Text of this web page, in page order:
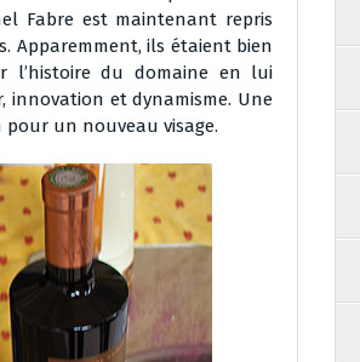
Fabre est maintenant repris
Apparemment, ils étaient bien
l’histoire du domaine en lui
et dynamisme. Une
un nouveau visage.